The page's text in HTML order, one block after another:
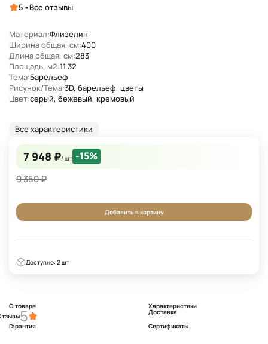
5 • Все отзывы
Материал:Флизелин
Ширина общая, см:400
Длина общая, см:283
Площадь, м2:11.32
Тема:Барельеф
Рисунок/Тема:3D, барельеф, цветы
Цвет:серый, бежевый, кремовый
Все характеристики
7 948 ₽/ шт -15%
9 350 ₽
Добавить в корзину
Доступно: 2 шт
О товаре
Характеристики
5
Доставка
Гарантия
Сертификаты